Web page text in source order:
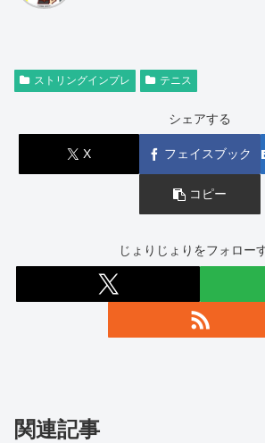
ストリングインプレ テニス
シェアする
X フェイスブック
コピー
じょりじょりをフォロー
関連記事